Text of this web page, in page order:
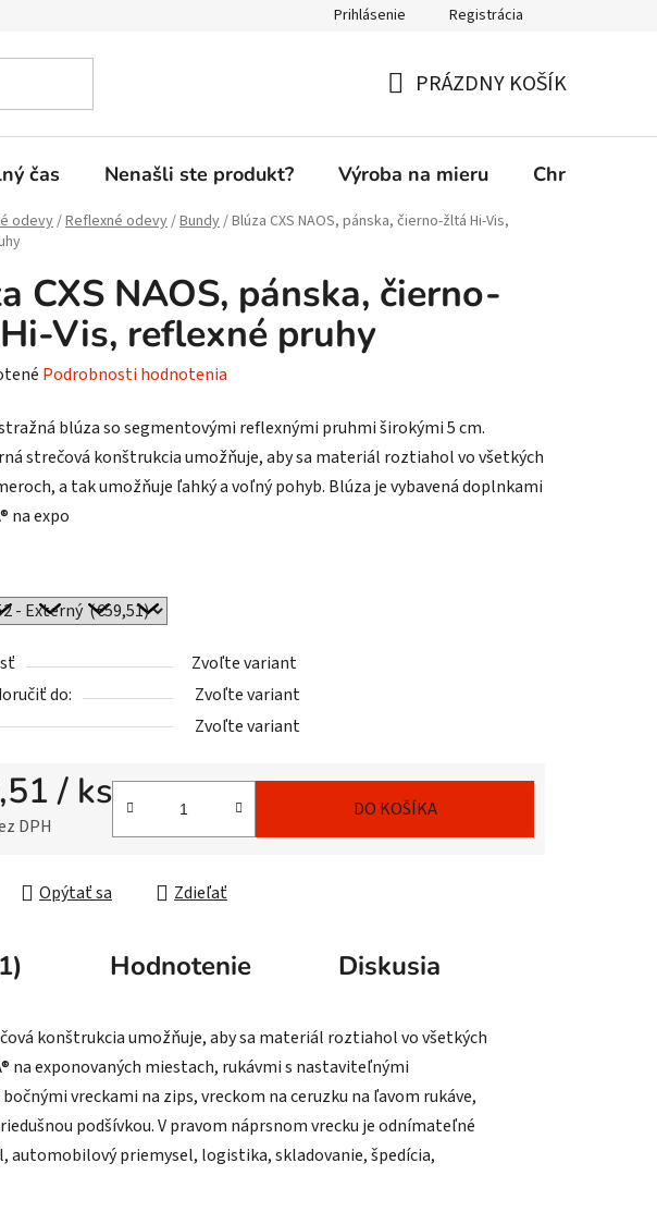
Prihlásenie Registrácia
KOŠÍK
PRÁZDNY KOŠÍK
čas Nenašli ste produkt? Výroba na mieru Chránená
odevy/Reflexné odevy/Bundy/Blúza CXS NAOS, pánska, čierno-žltá Hi-Vis,
CXS NAOS, pánska, čierno-
Vis, reflexné pruhy
Podrobnosti hodnotenia
blúza so segmentovými reflexnými pruhmi širokými 5 cm.
strečová konštrukcia umožňuje, aby sa materiál roztiahol vo všetkých
a tak umožňuje ľahký a voľný pohyb. Blúza je vybavená doplnkami
na expo
Zvoľte variant
do:
Zvoľte variant
Zvoľte variant
/ ks
DPH
DO KOŠÍKA
Opýtať sa Zdieľať
Hodnotenie Diskusia
konštrukcia umožňuje, aby sa materiál roztiahol vo všetkých
na exponovaných miestach, rukávmi s nastaviteľnými
vreckami na zips, vreckom na ceruzku na ľavom rukáve,
podšívkou. V pravom náprsnom vrecku je odnímateľné
priemysel, logistika, skladovanie, špedícia,